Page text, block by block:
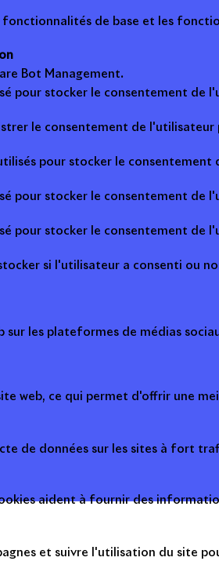
de base et les
Bot Management.
pour stocker le consentement de
le consentement de l'utilisateur
pour stocker le
pour stocker le consentement de
pour stocker le consentement de
si l'utilisateur a consenti ou
les plateformes de médias
web, ce qui permet d'offrir une
de données sur les sites à fort
aident à fournir des
et suivre l'utilisation du site